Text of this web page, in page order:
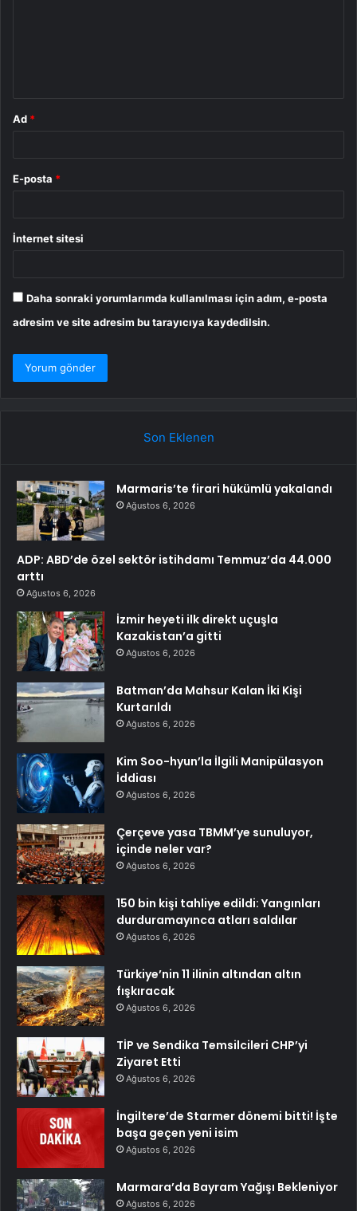
Ad *
E-posta *
İnternet sitesi
Daha sonraki yorumlarımda kullanılması için adım, e-posta
adresim ve site adresim bu tarayıcıya kaydedilsin.
Son Eklenen
Marmaris’te firari hükümlü yakalandı
Ağustos 6, 2026
ADP: ABD’de özel sektör istihdamı Temmuz’da 44.000
arttı
Ağustos 6, 2026
İzmir heyeti ilk direkt uçuşla
Kazakistan’a gitti
Ağustos 6, 2026
Batman’da Mahsur Kalan İki Kişi
Kurtarıldı
Ağustos 6, 2026
Kim Soo-hyun’la İlgili Manipülasyon
İddiası
Ağustos 6, 2026
Çerçeve yasa TBMM’ye sunuluyor,
içinde neler var?
Ağustos 6, 2026
150 bin kişi tahliye edildi: Yangınları
durduramayınca atları saldılar
Ağustos 6, 2026
Türkiye’nin 11 ilinin altından altın
fışkıracak
Ağustos 6, 2026
TİP ve Sendika Temsilcileri CHP’yi
Ziyaret Etti
Ağustos 6, 2026
İngiltere’de Starmer dönemi bitti! İşte
başa geçen yeni isim
Ağustos 6, 2026
Marmara’da Bayram Yağışı Bekleniyor
Ağustos 6, 2026